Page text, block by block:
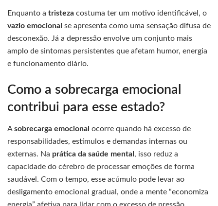
Enquanto a tristeza costuma ter um motivo identificável, o
vazio emocional se apresenta como uma sensação difusa de
desconexão. Já a depressão envolve um conjunto mais
amplo de sintomas persistentes que afetam humor, energia
e funcionamento diário.
Como a sobrecarga emocional
contribui para esse estado?
Asobrecarga emocional ocorre quando há excesso de
responsabilidades, estímulos e demandas internas ou
externas. Na prática da saúde mental , isso reduz a
capacidade do cérebro de processar emoções de forma
saudável. Com o tempo, esse acúmulo pode levar ao
desligamento emocional gradual, onde a mente “economiza